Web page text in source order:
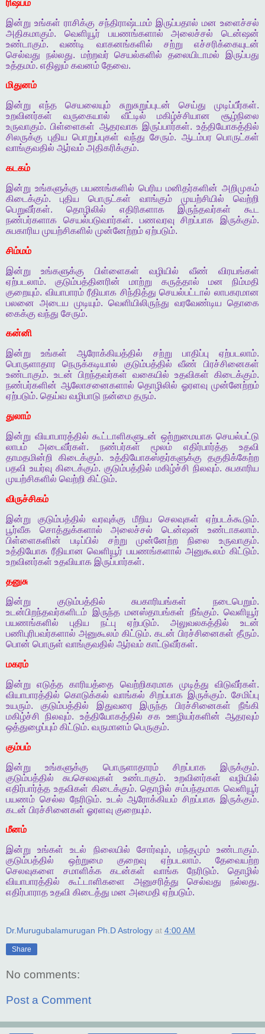
ரிஷபம்
இன்று உங்கள் ராசிக்கு சந்திராஷ்டமம் இருப்பதால் மன உளைச்சல்
அதிகமாகும். வெளியூர் பயணங்களால் அலைச்சல்
டென்ஷன்
உண்டாகும்.வண்டி வாகனங்களில் சற்று
எச்சரிக்கையுடன்
செல்வது
நல்லது. மற்றவர் செயல்களில் தலையிடாமல்
இருப்பது
உத்தமம். எதிலும் கவனம் தேவை.
மிதுனம்
இன்று
எந்த செயலையும் சுறுசுறுப்புடன் செய்து முடிப்பீர்கள்.
உறவினர்கள்
வருகையால் வீட்டில் மகிழ்ச்சியான
சூழ்நிலை
உருவாகும்.பிள்ளைகள் ஆதரவாக இருப்பார்கள். உத்தியோகத்தில்
சிலருக்கு புதிய பொறுப்புகள் வந்து சேரும். ஆடம்பர பொருட்கள்
வாங்குவதில் ஆர்வம் அதிகரிக்கும்.
கடகம்
இன்று உங்களுக்கு பயணங்களில் பெரிய மனிதர்களின் அறிமுகம்
கிடைக்கும். புதிய பொருட்கள் வாங்கும் முயற்சியில்
வெற்றி
பெறுவீர்கள். தொழிலில் எதிரிகளாக இருந்தவர்கள்
கூட
நண்பர்களாக
செயல்படுவார்கள். பணவரவு சிறப்பாக இருக்கும்.
சுபகாரிய முயற்சிகளில் முன்னேற்றம் ஏற்படும்.
சிம்மம்
இன்று
உங்களுக்கு பிள்ளைகள் வழியில் வீண்
விரயங்கள்
ஏற்படலாம்.குடும்பத்தினரின் மாற்று கருத்தால் மன
நிம்மதி
குறையும். வியாபாரம் ரீதியாக சிந்தித்து செயல்பட்டால் லாபகரமான
பலனை அடைய முடியும். வெளியிலிருந்து வரவேண்டிய தொகை
கைக்கு வந்து சேரும்.
கன்னி
இன்று
உங்கள் ஆரோக்கியத்தில் சற்று பாதிப்பு ஏற்படலாம்.
பொருளாதார
நெருக்கடியால் குடும்பத்தில் வீண்
பிரச்சினைகள்
உண்டாகும். உடன் பிறந்தவர்கள் வகையில் உதவிகள் கிடைக்கும்.
நண்பர்களின் ஆலோசனைகளால் தொழிலில் ஓரளவு முன்னேற்றம்
ஏற்படும். தெய்வ வழிபாடு நன்மை தரும்.
துலாம்
இன்று வியாபாரத்தில் கூட்டாளிகளுடன் ஒற்றுமையாக செயல்பட்டு
லாபம்
அடைவீர்கள். நண்பர்கள் மூலம் எதிர்பார்த்த
உதவி
தாமதமின்றி
கிடைக்கும். உத்தியோகஸ்தர்களுக்கு
தகுதிக்கேற்ற
பதவி உயர்வு கிடைக்கும். குடும்பத்தில் மகிழ்ச்சி நிலவும். சுபகாரிய
முயற்சிகளில் வெற்றி கிட்டும்.
விருச்சிகம்
இன்று
குடும்பத்தில் வரவுக்கு மீறிய செலவுகள் ஏற்படக்கூடும்.
பூர்வீக
சொத்துக்களால் அலைச்சல் டென்ஷன் உண்டாகலாம்.
பிள்ளைகளின்
படிப்பில் சற்று முன்னேற்ற நிலை உருவாகும்.
உத்தியோக ரீதியான வெளியூர் பயணங்களால் அனுகூலம் கிட்டும்.
உறவினர்கள் உதவியாக இருப்பார்கள்.
தனுசு
இன்று
குடும்பத்தில் சுபகாரியங்கள் நடைபெறும்.
உடன்பிறந்தவர்களிடம் இருந்த மனஸ்தாபங்கள் நீங்கும். வெளியூர்
பயணங்களில்
புதிய நட்பு ஏற்படும். அலுவலகத்தில்
உடன்
பணிபுரிபவர்களால் அனுகூலம் கிட்டும். கடன் பிரச்சினைகள் தீரும்.
பொன் பொருள் வாங்குவதில் ஆர்வம் காட்டுவீர்கள்.
மகரம்
இன்று
எடுத்த காரியத்தை வெற்றிகரமாக முடித்து விடுவீர்கள்.
வியாபாரத்தில் கொடுக்கல் வாங்கல் சிறப்பாக இருக்கும். சேமிப்பு
உயரும். குடும்பத்தில் இதுவரை இருந்த பிரச்சினைகள்
நீங்கி
மகிழ்ச்சி
நிலவும். உத்தியோகத்தில் சக ஊழியர்களின் ஆதரவும்
ஒத்துழைப்பும் கிட்டும். வருமானம் பெருகும்.
கும்பம்
இன்று
உங்களுக்கு பொருளாதாரம் சிறப்பாக இருக்கும்.
குடும்பத்தில்
சுபசெலவுகள் உண்டாகும். உறவினர்கள்
வழியில்
எதிர்பார்த்த உதவிகள் கிடைக்கும். தொழில் சம்பந்தமாக வெளியூர்
பயணம் செல்ல நேரிடும். உடல் ஆரோக்கியம் சிறப்பாக இருக்கும்.
கடன் பிரச்சினைகள் ஓரளவு குறையும்.
மீனம்
இன்று
உங்கள் உடல் நிலையில் சோர்வும், மந்தமும் உண்டாகும்.
குடும்பத்தில்
ஒற்றுமை குறைவு ஏற்படலாம். தேவையற்ற
செலவுகளை
சமாளிக்க கடன்கள் வாங்க நேரிடும்.தொழில்
வியாபாரத்தில்
கூட்டாளிகளை அனுசரித்து செல்வது நல்லது.
எதிர்பாராத உதவி கிடைத்து மன அமைதி ஏற்படும்.
Dr.Murugubalamurugan Ph.D Astrology at 4:00 AM
Share
No comments:
Post a Comment